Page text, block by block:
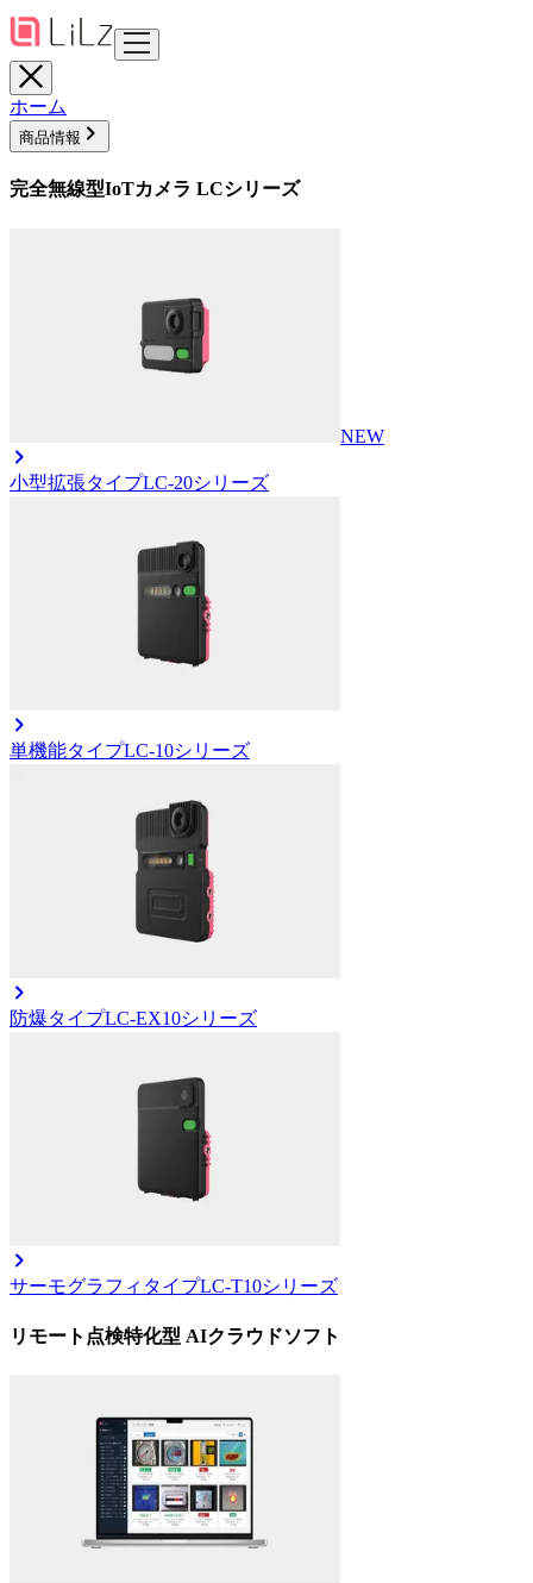
ホーム
商品情報
完全無線型IoTカメラ LCシリーズ
NEW
小型拡張タイプLC-20シリーズ
単機能タイプLC-10シリーズ
防爆タイプLC-EX10シリーズ
サーモグラフィタイプLC-T10シリーズ
リモート点検特化型 AIクラウドソフト